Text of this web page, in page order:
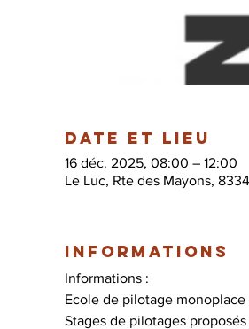
Date et lieu
16 déc. 2025, 08:00 – 12:00
Le Luc, Rte des Mayons,
Informations
Informations :
Ecole de pilotage monoplace
Stages de pilotages